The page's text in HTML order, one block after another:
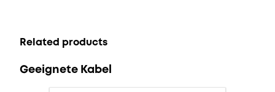
Related products
Geeignete Kabel